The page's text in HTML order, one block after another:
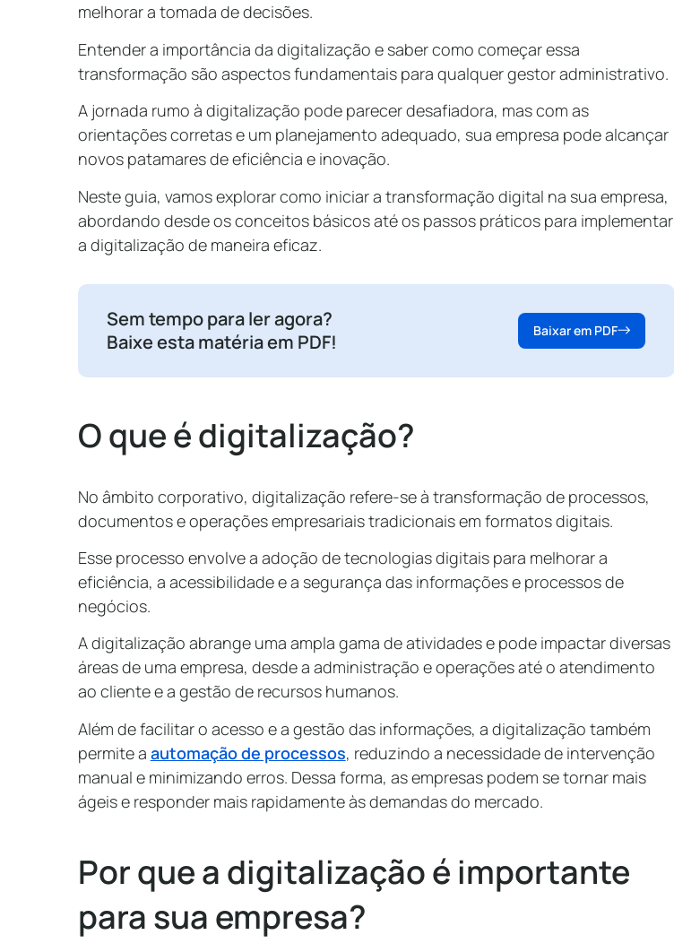
melhorar a tomada de decisões.
Entender a importância da digitalização e saber como começar essa
transformação são aspectos fundamentais para qualquer gestor administrativo.
A jornada rumo à digitalização pode parecer desafiadora, mas com as
orientações corretas e um planejamento adequado, sua empresa pode alcançar
novos patamares de eficiência e inovação.
Neste guia, vamos explorar como iniciar a transformação digital na sua empresa,
abordando desde os conceitos básicos até os passos práticos para implementar
a digitalização de maneira eficaz.
Sem tempo para ler agora?
Baixe esta matéria em PDF!
Baixar em PDF
O que é digitalização?
No âmbito corporativo, digitalização refere-se à transformação de processos,
documentos e operações empresariais tradicionais em formatos digitais.
Esse processo envolve a adoção de tecnologias digitais para melhorar a
eficiência, a acessibilidade e a segurança das informações e processos de
negócios.
A digitalização abrange uma ampla gama de atividades e pode impactar diversas
áreas de uma empresa, desde a administração e operações até o atendimento
ao cliente e a gestão de recursos humanos.
Além de facilitar o acesso e a gestão das informações, a digitalização também
permite a automação de processos, reduzindo a necessidade de intervenção
manual e minimizando erros. Dessa forma, as empresas podem se tornar mais
ágeis e responder mais rapidamente às demandas do mercado.
Por que a digitalização é importante
para sua empresa?